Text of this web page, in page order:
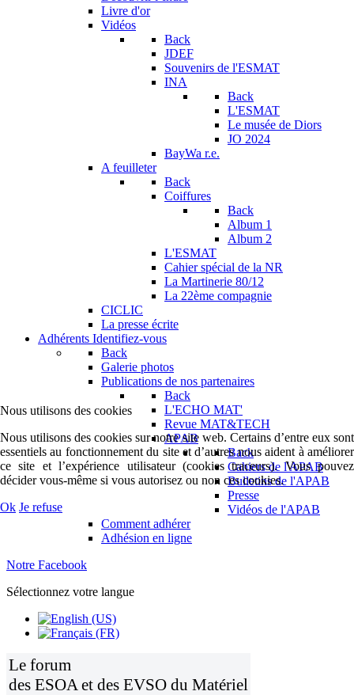
Livre d'or
Vidéos
Back
JDEF
Souvenirs de l'ESMAT
INA
Back
L'ESMAT
Le musée de Diors
JO 2024
BayWa r.e.
A feuilleter
Back
Coiffures
Back
Album 1
Album 2
L'ESMAT
Cahier spécial de la NR
La Martinerie 80/12
La 22ème compagnie
CICLIC
La presse écrite
Adhérents Identifiez-vous
Back
Galerie photos
Publications de nos partenaires
Back
L'ECHO MAT'
Revue MAT&TECH
APAB
Back
Cahiers de l'APAB
Bulletins de l'APAB
Presse
Vidéos de l'APAB
Comment adhérer
Adhésion en ligne
Notre Facebook
Sélectionnez votre langue
Le forum
des ESOA et des EVSO du Matériel
Nous utilisons des cookies
Nous utilisons des cookies sur notre site web. Certains d’entre eux sont
essentiels au fonctionnement du site et d’autres nous aident à améliorer
ce site et l’expérience utilisateur (cookies traceurs). Vous pouvez
décider vous-même si vous autorisez ou non ces cookies.
Ok Je refuse